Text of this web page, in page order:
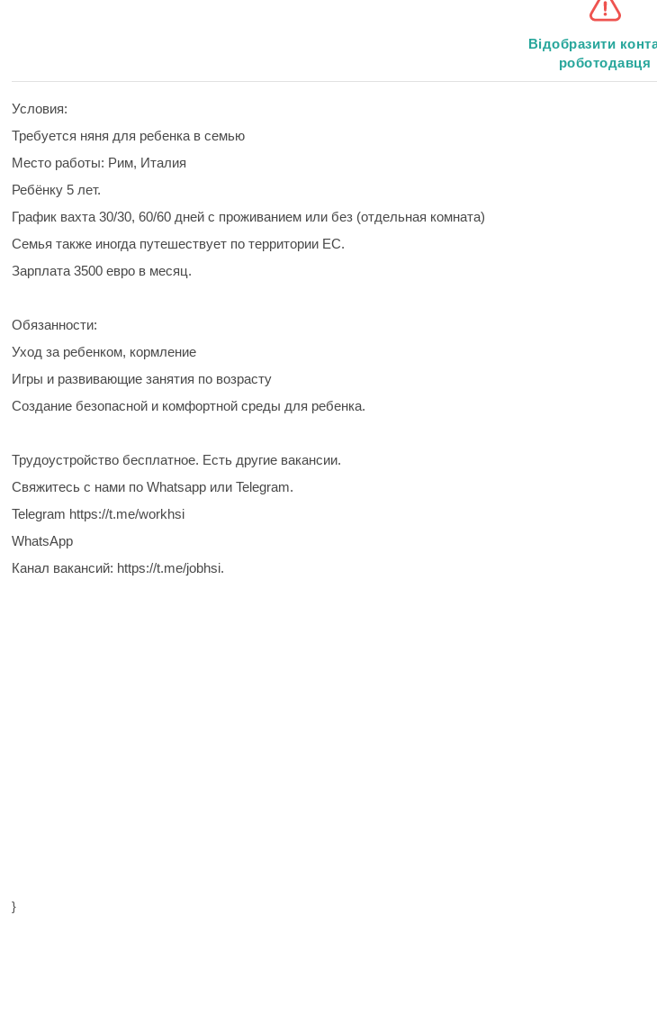
Відобразити
роботодавця
Условия:
Требуется няня для ребенка в семью
Место работы: Рим, Италия
Ребёнку 5 лет.
График вахта 30/30, 60/60 дней с проживанием или без (отдельная комната)
Семья также иногда путешествует по территории ЕС.
Зарплата 3500 евро в месяц.
Обязанности:
Уход за ребенком, кормление
Игры и развивающие занятия по возрасту
Создание безопасной и комфортной среды для ребенка.
Трудоустройство бесплатное. Есть другие вакансии.
Свяжитесь с нами по Whatsapp или Telegram.
Telegram https://t.me/workhsi
WhatsApp
Канал вакансий: https://t.me/jobhsi.
}